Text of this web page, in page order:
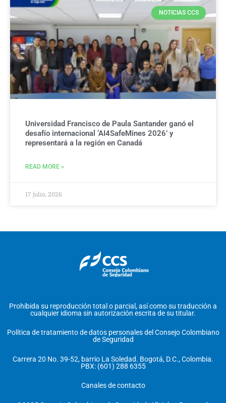
NOTICIAS CCS
Universidad Francisco de Paula Santander ganó el
desafío internacional ‘AI4SafeMines 2026’ y
representará a la región en Canadá
READ MORE »
17 julio, 2026
Prohibida su reproducción total o parcial, así como su traducción a
cualquier idioma sin autorización escrita de su titular.
Política de tratamiento de datos personales del Consejo Colombiano
de Seguridad
Carrera 20 No. 39-52, barrio La Soledad. Bogotá, D.C., Colombia.
PBX: (601) 288 6355
Canales de contacto